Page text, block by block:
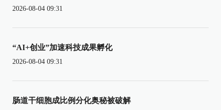
2026-08-04 09:31
“AI+创业”加速科技成果孵化
2026-08-04 09:31
肠道干细胞成比例分化奥秘被破解